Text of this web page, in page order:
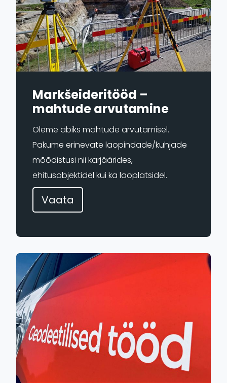
Markšeideritööd –
mahtude arvutamine
Oleme abiks mahtude arvutamisel.
Pakume erinevate laopindade/kuhjade
mõõdistusi nii karjäärides,
ehitusobjektidel kui ka laoplatsidel.
Vaata